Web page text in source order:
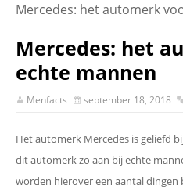
Mercedes: het automerk
Mercedes: het
echte mannen
Menfacts september 18, 2018
Het automerk Mercedes is geliefd
dit automerk zo aan bij echte
worden hierover een aantal dingen